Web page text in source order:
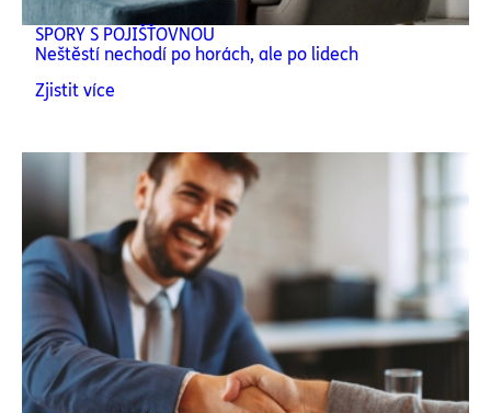
SPORY S POJIŠŤOVNOU
Neštěstí nechodí po horách, ale po lidech
Zjistit více